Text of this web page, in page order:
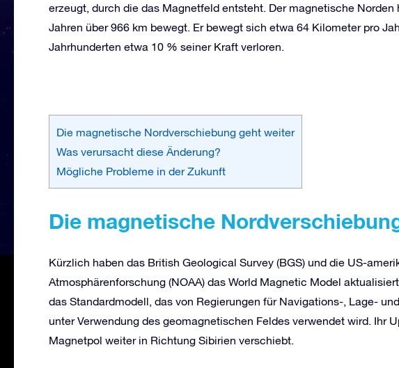
erzeugt, durch die das Magnetfeld entsteht. Der magnetische
Jahren über 966 km bewegt. Er bewegt sich etwa 64 Kilometer pro
Jahrhunderten etwa 10 % seiner Kraft verloren.
Die magnetische Nordverschiebung geht weiter
Was verursacht diese Änderung?
Mögliche Probleme in der Zukunft
Die magnetische
Kürzlich haben das British Geological Survey (BGS) und die US-
Atmosphärenforschung (NOAA) das World Magnetic Model
das Standardmodell, das von Regierungen für Navigations-, Lage-
unter Verwendung des geomagnetischen Feldes verwendet wird. Ihr
Magnetpol weiter in Richtung Sibirien verschiebt.